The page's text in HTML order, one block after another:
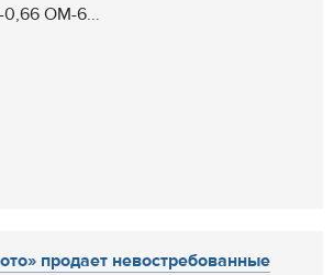
ОМ-6...
продает невостребованные